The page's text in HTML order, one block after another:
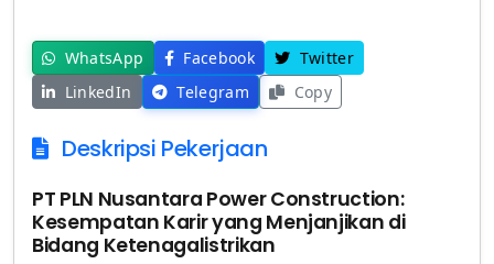
WhatsApp Facebook
Twitter
LinkedIn
Telegram Copy
Deskripsi Pekerjaan
PT PLN Nusantara Power Construction:
Kesempatan Karir yang Menjanjikan di
Bidang Ketenagalistrikan